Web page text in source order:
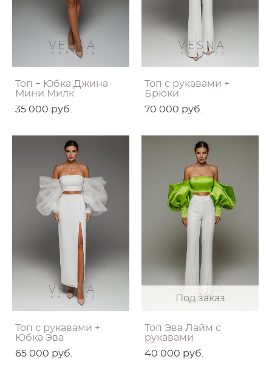
Топ + Юбка Джина
Мини Милк
35 000 pуб.
Топ с рукавами +
Брюки
70 000 pуб.
Топ с рукавами +
Юбка Эва
65 000 pуб.
Под заказ
Топ Эва Лайм с
рукавами
40 000 pуб.